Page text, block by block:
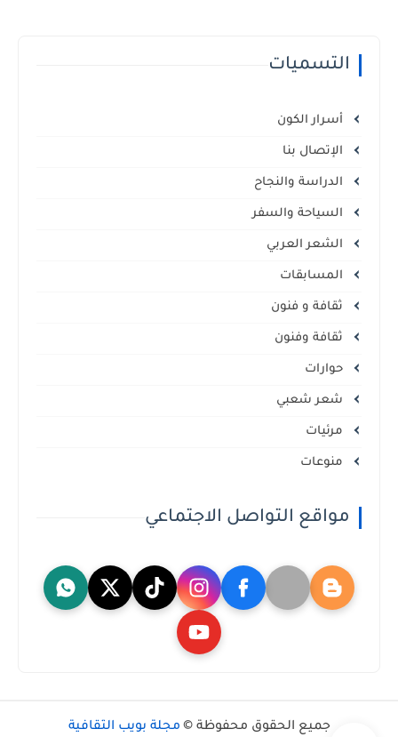
التسميات
أسرار الكون
الإتصال بنا
الدراسة والنجاح
السياحة والسفر
الشعر العربي
المسابقات
ثقافة و فنون
ثقافة وفنون
حوارات
شعر شعبي
مرئيات
منوعات
مواقع التواصل الاجتماعي
جميع الحقوق محفوظة © مجلة بويب الثقافية